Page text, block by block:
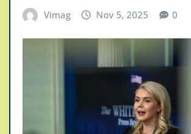
Vimag Nov 5, 2025 0